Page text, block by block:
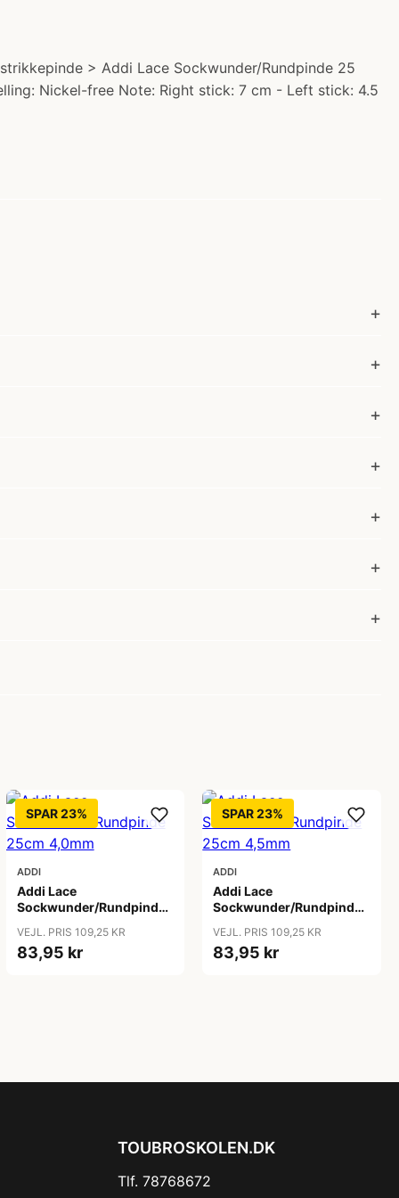
> Addi Lace Sockwunder/Rundpinde 25
Nickel-free Note: Right stick: 7 cm - Left stick: 4.5
SPAR 23%
ADDI
Addi Lace
Sockwunder/Rundpinde
VEJL. PRIS 109,25 KR
83,95 kr
SPAR 23%
ADDI
Addi Lace
Sockwunder/Rundpinde
VEJL. PRIS 109,25 KR
83,95 kr
TOUBROSKOLEN.DK
Tlf. 78768672